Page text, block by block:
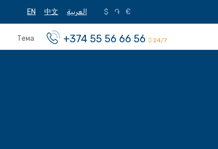
EN 中文 العربية $ ֏ €
+374 55 56 66 56 24/7
Тема